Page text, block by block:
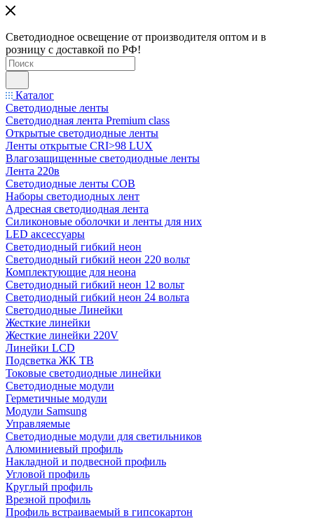
Светодиодное освещение от производителя оптом и в
розницу с доставкой по РФ!
Каталог
Светодиодные ленты
Светодиодная лента Premium class
Открытые светодиодные ленты
Ленты открытые CRI>98 LUX
Влагозащищенные светодиодные ленты
Лента 220в
Светодиодные ленты COB
Наборы светодиодных лент
Адресная светодиодная лента
Силиконовые оболочки и ленты для них
LED аксессуары
Светодиодный гибкий неон
Светодиодный гибкий неон 220 вольт
Комплектующие для неона
Светодиодный гибкий неон 12 вольт
Светодиодный гибкий неон 24 вольта
Светодиодные Линейки
Жесткие линейки
Жесткие линейки 220V
Линейки LCD
Подсветка ЖК ТВ
Токовые светодиодные линейки
Светодиодные модули
Герметичные модули
Модули Samsung
Управляемые
Светодиодные модули для светильников
Алюминиевый профиль
Накладной и подвесной профиль
Угловой профиль
Круглый профиль
Врезной профиль
Профиль встраиваемый в гипсокартон